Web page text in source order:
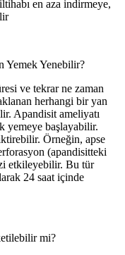
en aza indirmeye,
Yemek Yenebilir?
ve tekrar ne zaman
herhangi bir yan
Apandisit ameliyatı
yemeye başlayabilir.
Örneğin, apse
(apandisitteki
etkileyebilir. Bu tür
24 saat içinde
mi?